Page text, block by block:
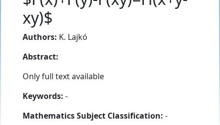
xy)$
Authors: K. Lajkó
Abstract:
Only full text available
Keywords: -
Mathematics Subject Classification: -